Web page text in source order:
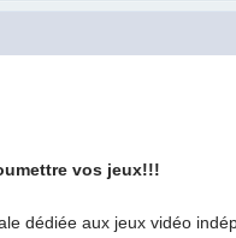
vos jeux!!!
dédiée aux jeux vidéo